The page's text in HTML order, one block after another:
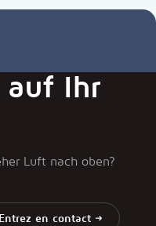
Ihr
Luft nach oben?
Entrez en contact